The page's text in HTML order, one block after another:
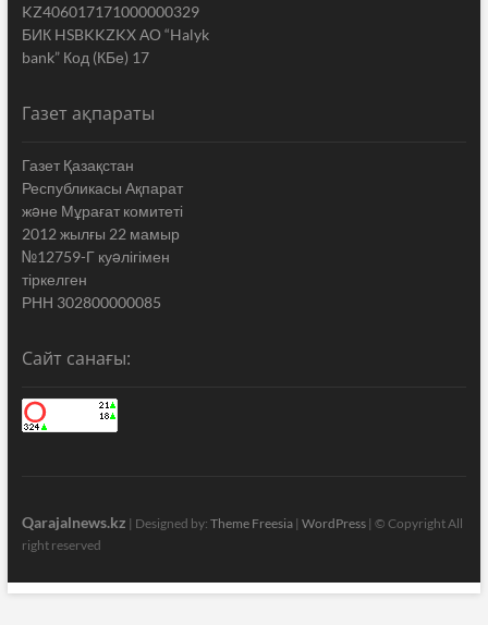
KZ406017171000000329
БИК HSBKKZKX АО “Halyk
bank” Код (КБе) 17
Газет ақпараты
Газет Қазақстан
Республикасы Ақпарат
жəне Мұрағат комитеті
2012 жылғы 22 мамыр
№12759-Г куəлігімен
тіркелген
РНН 302800000085
Сайт санағы:
Qarajalnews.kz | Designed by: Theme Freesia| WordPress| © Copyright All
right reserved